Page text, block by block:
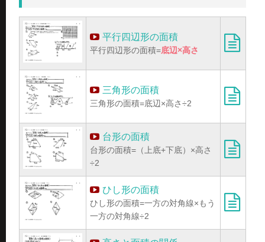
平行四辺形の面積
平行四辺形の面積=底辺×高さ
三角形の面積
三角形の面積=底辺×高さ÷2
台形の面積
台形の面積=（上底+下底）×高さ
÷2
ひし形の面積
ひし形の面積=一方の対角線×もう
一方の対角線÷2